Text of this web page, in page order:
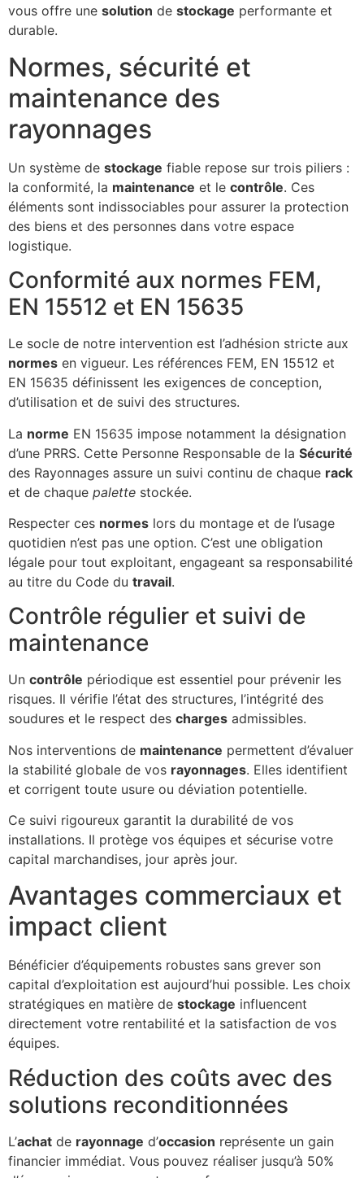
vous offre une solution de stockage performante et
durable.
Normes, sécurité et
maintenance des
rayonnages
Un système de stockage fiable repose sur trois piliers :
la conformité, la maintenance et le contrôle. Ces
éléments sont indissociables pour assurer la protection
des biens et des personnes dans votre espace
logistique.
Conformité aux normes FEM,
EN 15512 et EN 15635
Le socle de notre intervention est l’adhésion stricte aux
normes en vigueur. Les références FEM, EN 15512 et
EN 15635 définissent les exigences de conception,
d’utilisation et de suivi des structures.
La norme EN 15635 impose notamment la désignation
d’une PRRS. Cette Personne Responsable de la Sécurité
des Rayonnages assure un suivi continu de chaque rack
et de chaque palette stockée.
Respecter ces normes lors du montage et de l’usage
quotidien n’est pas une option. C’est une obligation
légale pour tout exploitant, engageant sa responsabilité
au titre du Code du travail.
Contrôle régulier et suivi de
maintenance
Un contrôle périodique est essentiel pour prévenir les
risques. Il vérifie l’état des structures, l’intégrité des
soudures et le respect des charges admissibles.
Nos interventions de maintenance permettent d’évaluer
la stabilité globale de vos rayonnages. Elles identifient
et corrigent toute usure ou déviation potentielle.
Ce suivi rigoureux garantit la durabilité de vos
installations. Il protège vos équipes et sécurise votre
capital marchandises, jour après jour.
Avantages commerciaux et
impact client
Bénéficier d’équipements robustes sans grever son
capital d’exploitation est aujourd’hui possible. Les choix
stratégiques en matière de stockage influencent
directement votre rentabilité et la satisfaction de vos
équipes.
Réduction des coûts avec des
solutions reconditionnées
L’achat de rayonnage d’occasion représente un gain
financier immédiat. Vous pouvez réaliser jusqu’à 50%